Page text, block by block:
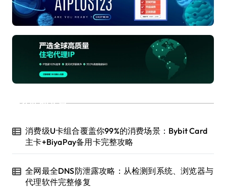
近期文章
消费级U卡组合覆盖你99%的消费场景：Bybit Card
主卡+BiyaPay备用卡完整攻略
全网最全DNS防泄露攻略：从检测到系统、浏览器与
代理软件完整修复